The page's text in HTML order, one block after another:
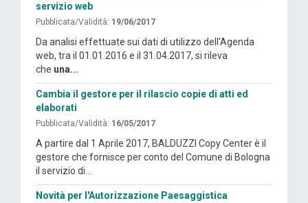
servizio web
Pubblicata/Validità: 19/06/2017
Da analisi effettuate sui dati di utilizzo dell'Agenda
web, tra il 01.01.2016 e il 31.04.2017, si rileva
che una...
Cambia il gestore per il rilascio copie di atti ed
elaborati
Pubblicata/Validità: 16/05/2017
A partire dal 1 Aprile 2017, BALDUZZI Copy Center è il
gestore che fornisce per conto del Comune di Bologna
il servizio di...
Novità per l'Autorizzazione Paesaggistica